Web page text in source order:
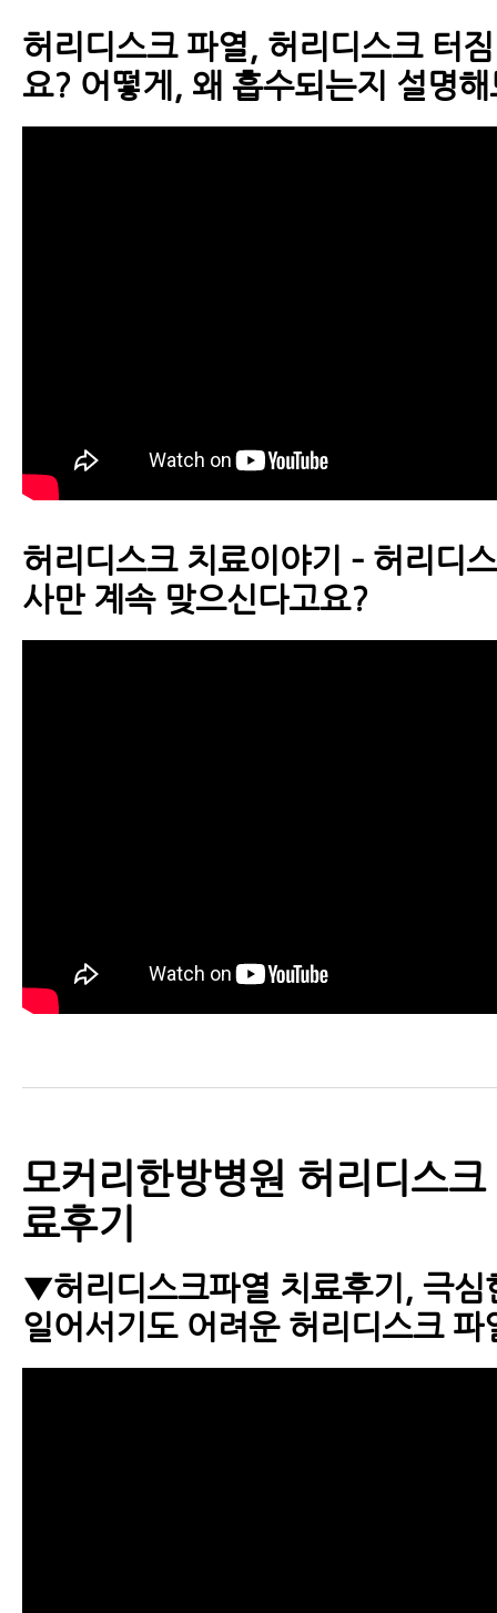
수술 후 통증·재활
허리디스크 파열, 허리디스크 터
요? 어떻게, 왜 흡수되는지 설명
허리디스크 치료이야기 – 허리디
사만 계속 맞으신다고요?
모커리한방병원 허리디스
료후기
▼허리디스크파열 치료후기, 극심
일어서기도 어려운 허리디스크